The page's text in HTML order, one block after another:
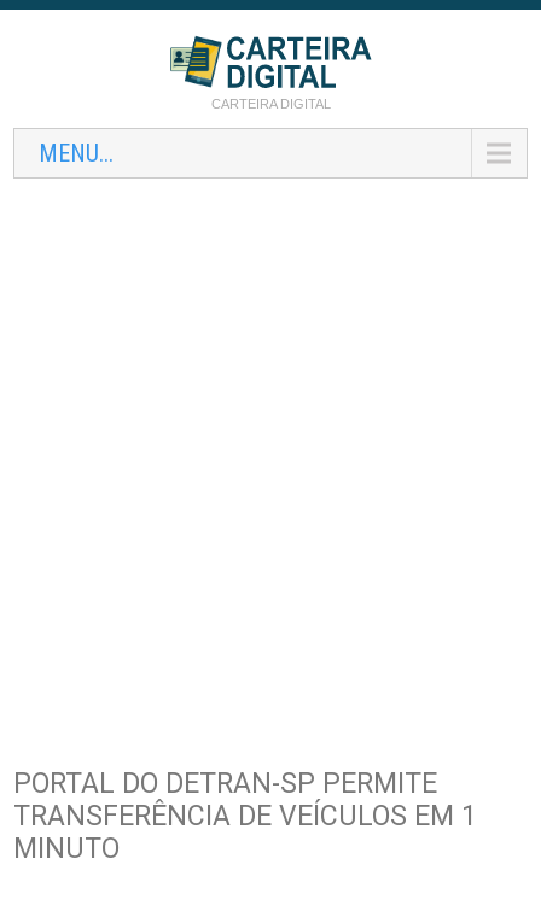
CARTEIRA DIGITAL
MENU...
PORTAL DO DETRAN-SP PERMITE
TRANSFERÊNCIA DE VEÍCULOS EM 1
MINUTO